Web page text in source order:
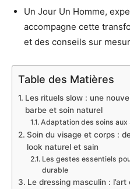
Un Jour Un Homme,
accompagne cette
et des conseils sur
Table des Matières
Les rituels slow : une
barbe et soin naturel
Adaptation des soins
Soin du visage et corps :
look naturel et sain
Les gestes essentiels
durable
Le dressing masculin :